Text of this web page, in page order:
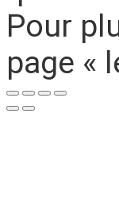
Pour
page «